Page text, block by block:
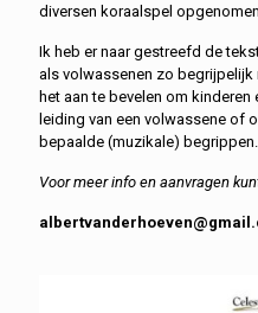
diversen koraalspel
Ik heb er naar gestreefd de
als volwassenen zo
het aan te bevelen om
leiding van een volwassene of
bepaalde (muzikale) begrippen.
Voor meer info en aanvragen